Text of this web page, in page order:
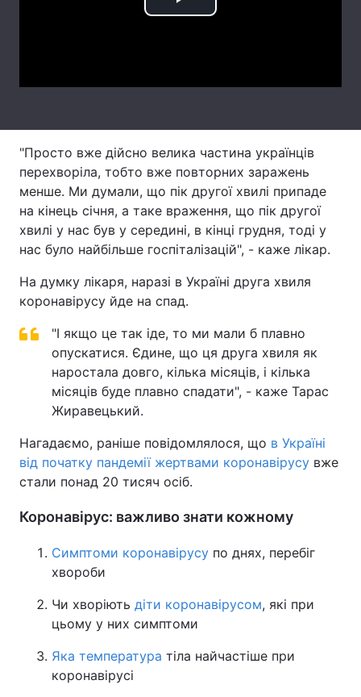
Тема оформлення
Play
"Просто вже дійсно велика частина українців
перехворіла, тобто вже повторних заражень
менше. Ми думали, що пік другої хвилі припаде
на кінець січня, а таке враження, що пік другої
хвилі у нас був у середині, в кінці грудня, тоді у
нас було найбільше госпіталізацій", - каже лікар.
На думку лікаря, наразі в Україні друга хвиля
коронавірусу йде на спад.
"І якщо це так іде, то ми мали б плавно
опускатися. Єдине, що ця друга хвиля як
наростала довго, кілька місяців, і кілька
місяців буде плавно спадати", - каже Тарас
Жиравецький.
Нагадаємо, раніше повідомлялося, що в Україні
від початку пандемії жертвами коронавірусу вже
стали понад 20 тисяч осіб.
Коронавірус: важливо знати кожному
Симптоми коронавірусу по днях, перебіг
хвороби
Чи хворіють діти коронавірусом, які при
цьому у них симптоми
Яка температура тіла найчастіше при
коронавірусі